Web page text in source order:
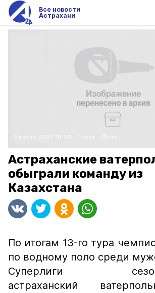
Все новости
Астрахани
Астраханские
обыграли команду из
Казахстана
По итогам 13-го тура
по водному поло среди
Суперлиги сезона-
астраханский